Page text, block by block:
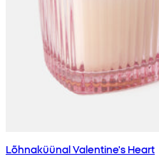
Lõhnaküünal Valentine's Heart